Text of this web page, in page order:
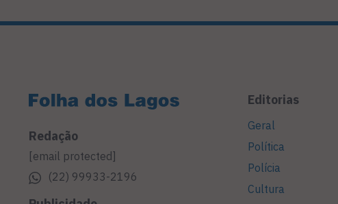
Redação
[email protected]
(22) 99933-2196
Editorias
Geral
Política
Polícia
Cultura